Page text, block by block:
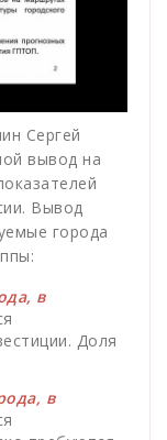
Сергей
вывод на
Вывод
города
в
Доля
в